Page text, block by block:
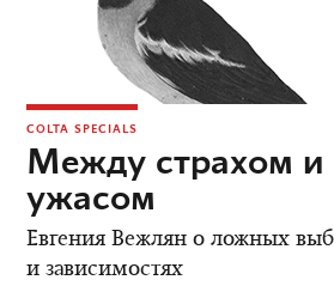
COLTA SPECIALS
Между страхом и
ужасом
Евгения Вежлян о ложных
и зависимостях